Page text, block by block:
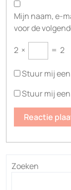
Mijn naam, e-
voor de
2 × = 2
Stuur mij
Stuur mij
Zoeken